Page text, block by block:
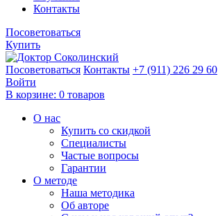
Контакты
Посоветоваться
Купить
Посоветоваться Контакты +7 (911) 226 29 60
Войти
В корзине: 0 товаров
О нас
Купить со скидкой
Специалисты
Частые вопросы
Гарантии
О методе
Наша методика
Об авторе